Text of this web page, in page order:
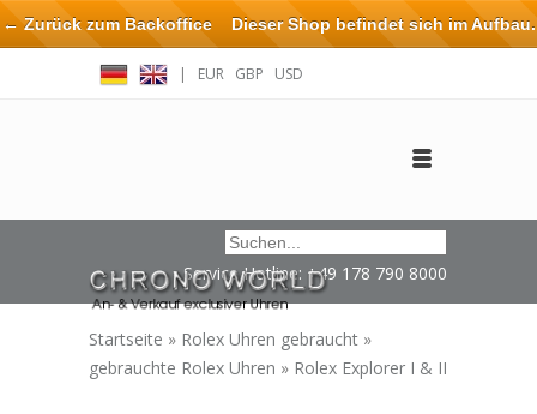
| EUR GBP USD
Service Hotline: +49 178 790 8000
Startseite » Rolex Uhren gebraucht »
gebrauchte Rolex Uhren » Rolex Explorer I & II
← Zurück zum BackofficeDieser Shop befindet sich im Aufbau.
Eventuell können nicht alle Bestellungen eingehalten oder erfüllt